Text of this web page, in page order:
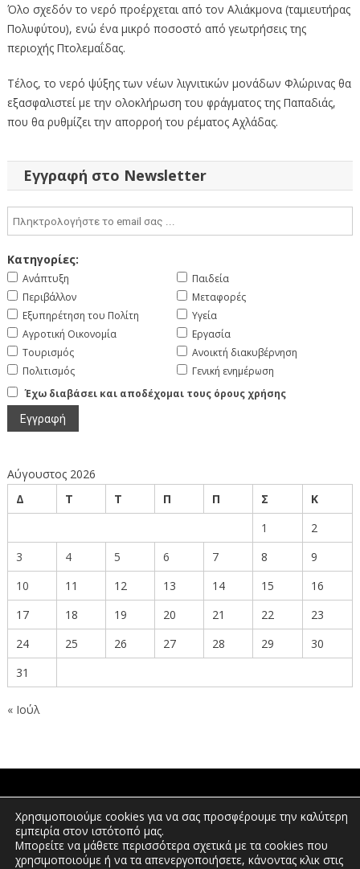
Όλο σχεδόν το νερό προέρχεται από τον Αλιάκμονα (ταμιευτήρας
Πολυφύτου), ενώ ένα μικρό ποσοστό από γεωτρήσεις της
περιοχής Πτολεμαΐδας.
Τέλος, το νερό ψύξης των νέων λιγνιτικών μονάδων Φλώρινας θα
εξασφαλιστεί με την ολοκλήρωση του φράγματος της Παπαδιάς,
που θα ρυθμίζει την απορροή του ρέματος Αχλάδας.
Εγγραφή στο Newsletter
Κατηγορίες:
Ανάπτυξη
Περιβάλλον
Εξυπηρέτηση του Πολίτη
Αγροτική Οικονομία
Τουρισμός
Πολιτισμός
Παιδεία
Μεταφορές
Υγεία
Εργασία
Ανοικτή διακυβέρνηση
Γενική ενημέρωση
Έχω διαβάσει και αποδέχομαι τους όρους χρήσης
Αύγουστος 2026
Δ
Τ Τ Π Π Σ
Κ
1
2
3
4 5 6 7 8
9
10
11 12 13 14 15
16
17
18 19 20 21 22
23
24
25 26 27 28 29
30
31
« Ιούλ
ΠΟΛΙΤΕΣ
Χρησιμοποιούμε cookies για να σας προσφέρουμε την καλύτερη
εμπειρία στον ιστότοπό μας.
Μπορείτε να μάθετε περισσότερα σχετικά με τα cookies που
χρησιμοποιούμε ή να τα απενεργοποιήσετε, κάνοντας κλικ στις